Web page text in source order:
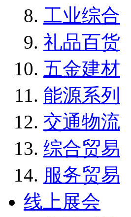
工业综合
礼品百货
五金建材
能源系列
交通物流
综合贸易
服务贸易
线上展会